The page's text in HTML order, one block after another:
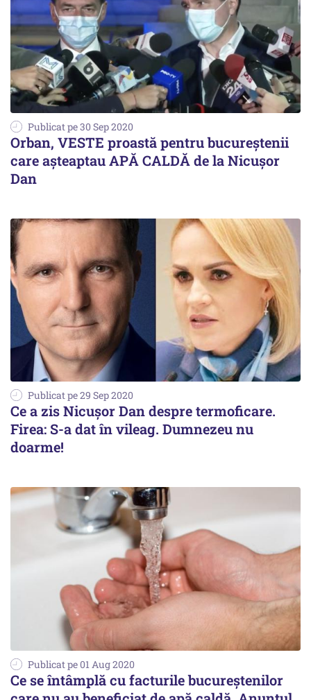
Publicat pe 30 Sep 2020
Orban, VESTE proastă pentru bucureștenii
care așteaptau APĂ CALDĂ de la Nicușor
Dan
Publicat pe 29 Sep 2020
Ce a zis Nicuşor Dan despre termoficare.
Firea: S-a dat în vileag. Dumnezeu nu
doarme!
Publicat pe 01 Aug 2020
Ce se întâmplă cu facturile bucureștenilor